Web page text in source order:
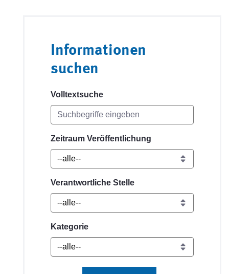
Informationen
suchen
Volltextsuche
Zeitraum Veröffentlichung
Verantwortliche Stelle
Kategorie